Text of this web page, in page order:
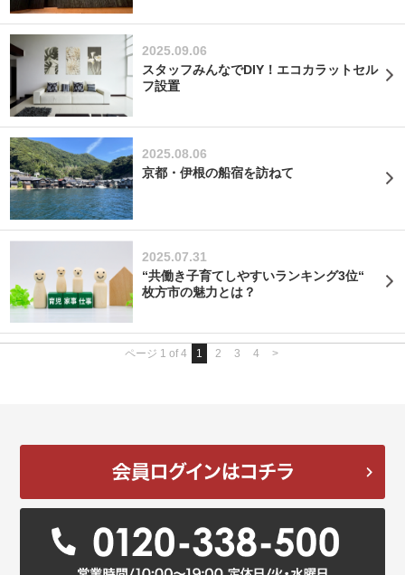
2025.09.06
スタッフみんなでDIY！エコカラットセル
フ設置
2025.08.06
京都・伊根の船宿を訪ねて
2025.07.31
“共働き子育てしやすいランキング3位“
枚方市の魅力とは？
ページ 1 of 4 1 2 3 4 >